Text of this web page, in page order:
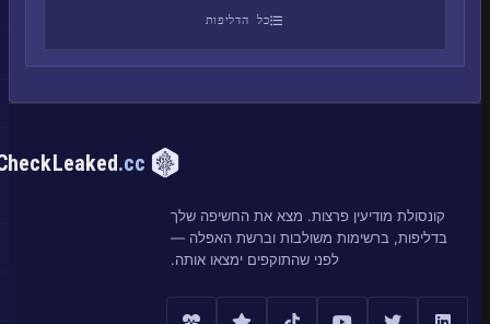
כל הדליפות
CheckLeaked.cc
קונסולת מודיעין פרצות. מצא את החשיפה שלך
בדליפות, ברשימות משולבות וברשת האפלה —
לפני שהתוקפים ימצאו אותה.